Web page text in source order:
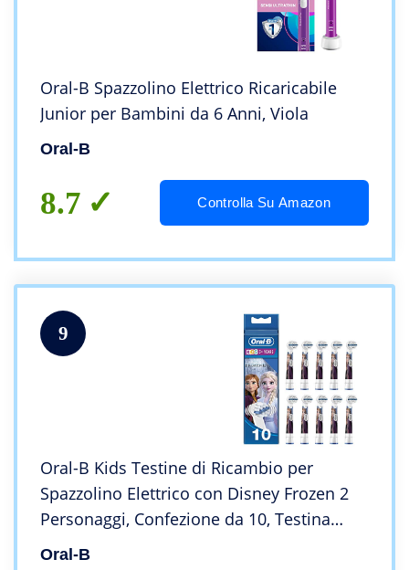
Oral-B Spazzolino Elettrico Ricaricabile
Junior per Bambini da 6 Anni, Viola
Oral-B
8.7 Controlla Su Amazon
9
Oral-B Kids Testine di Ricambio per
Spazzolino Elettrico con Disney Frozen 2
Personaggi, Confezione da 10, Testina
Pensata Appositamente per i Bambini, dai
Oral-B